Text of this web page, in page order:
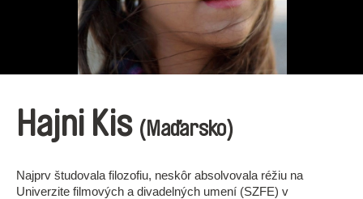
Hajni Kis (Maďarsko)
Najprv študovala filozofiu, neskôr absolvovala réžiu na
Univerzite filmových a divadelných umení (SZFE) v